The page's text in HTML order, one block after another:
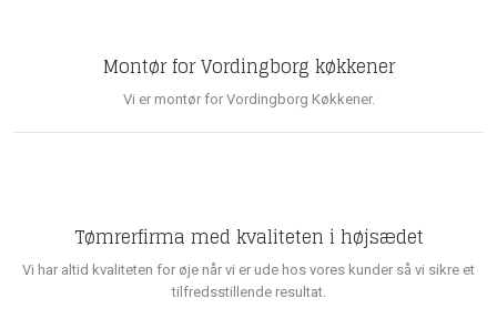
Montør for Vordingborg køkkener
Vi er montør for Vordingborg Køkkener.
Tømrerfirma med kvaliteten i højsædet
Vi har altid kvaliteten for øje når vi er ude hos vores kunder så vi sikre et
tilfredsstillende resultat.